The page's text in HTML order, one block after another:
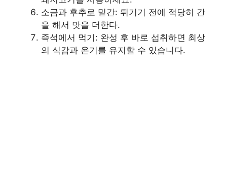
소금과 후추로 밑간: 튀기기 전에 적당히 간
을 해서 맛을 더한다.
즉석에서 먹기: 완성 후 바로 섭취하면 최상
의 식감과 온기를 유지할 수 있습니다.